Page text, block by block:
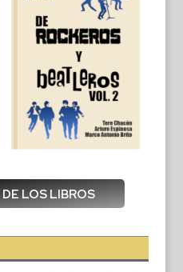
LOS LIBROS